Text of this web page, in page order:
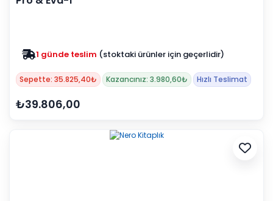
1 günde teslim
(stoktaki ürünler için geçerlidir)
Zam yok 2025 fiyatları devam ediyor
Sepette: 35.825,40₺ Kazancınız: 3.980,60₺ Hızlı Teslimat
₺39.806,00